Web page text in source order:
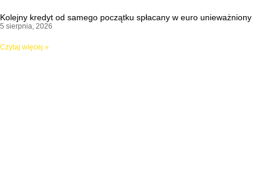
Kolejny kredyt od samego początku spłacany w euro unieważniony
5 sierpnia, 2026
Czytaj więcej »